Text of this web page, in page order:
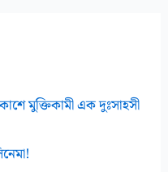
মুক্তিকামী এক দুঃসাহসী